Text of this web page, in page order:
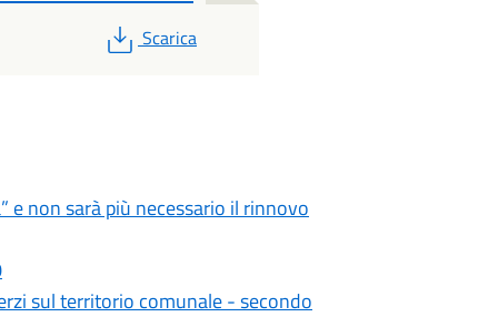
PDF
Scarica
e non sarà più necessario il rinnovo
sul territorio comunale - secondo